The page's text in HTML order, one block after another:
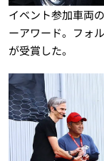
イベント参加車両
ーアワード。フォ
が受賞した。